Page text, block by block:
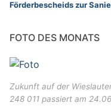
Förderbescheids zur
FOTO DES MONATS
Zukunft auf der
248 011 passiert am